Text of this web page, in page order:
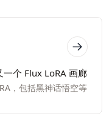
一个 Flux LoRA 画廊
款不同 LoRA，包括黑神话悟空等